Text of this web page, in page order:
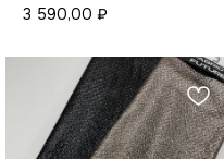
3 590,00 ₽